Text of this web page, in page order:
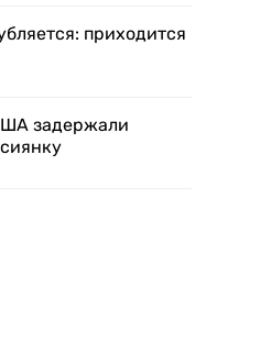
приходится
задержали